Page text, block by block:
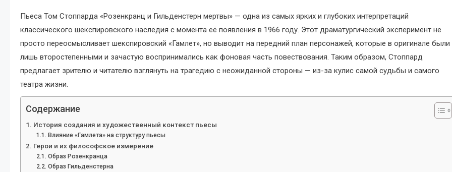
Пьеса Том Стоппарда «Розенкранц и Гильденстерн мертвы» — одна из самых ярких и глубоких интерпретаций
классического шекспировского наследия с момента её появления в 1966 году. Этот драматургический эксперимент не
просто переосмысливает шекспировский «Гамлет», но выводит на передний план персонажей, которые в оригинале были
лишь второстепенными и зачастую воспринимались как фоновая часть повествования. Таким образом, Стоппард
предлагает зрителю и читателю взглянуть на трагедию с неожиданной стороны — из-за кулис самой судьбы и самого
театра жизни.
Содержание
История создания и художественный контекст пьесы
Влияние «Гамлета» на структуру пьесы
Герои и их философское измерение
Образ Розенкранца
Образ Гильденстерна